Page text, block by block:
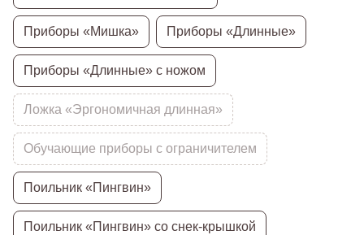
Приборы «Мишка» Приборы «Длинные»
Приборы «Длинные» с ножом
Ложка «Эргономичная длинная»
Обучающие приборы с ограничителем
Поильник «Пингвин»
Поильник «Пингвин» со снек-крышкой